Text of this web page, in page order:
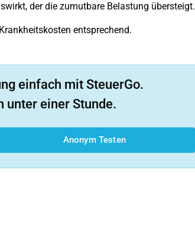
der die zumutbare Belastung übersteigt.
entsprechend.
einfach mit SteuerGo.
unter einer Stunde.
Anonym Testen